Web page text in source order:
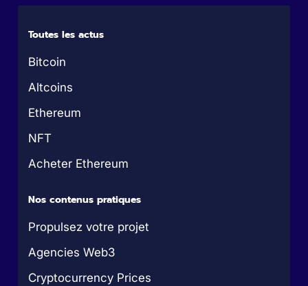
Toutes les actus
Bitcoin
Altcoins
Ethereum
NFT
Acheter Ethereum
Nos contenus pratiques
Propulsez votre projet
Agencies Web3
Cryptocurrency Prices